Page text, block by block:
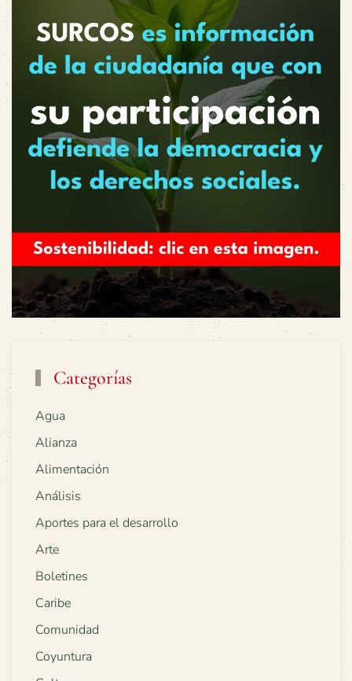
Categorías
Agua
Alianza
Alimentación
Análisis
Aportes para el desarrollo
Arte
Boletines
Caribe
Comunidad
Coyuntura